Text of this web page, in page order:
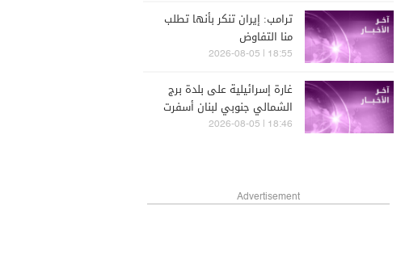
ترامب: إيران تنكر بأنها تطلب
منا التفاوض
18:55 | 2026-08-05
غارة إسرائيلية على بلدة برج
الشمالي جنوبي لبنان أسفرت
عن وقوع إصابات
18:46 | 2026-08-05
Advertisement